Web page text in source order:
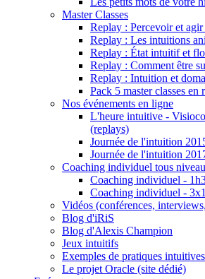
Master Classes
Replay : Percevoir et
Replay : Les intuitions
Replay : État intuitif et
Replay : Comment être
Replay : Intuition et
Pack 5 master classes en
Nos événements en ligne
L'heure intuitive -
(replays)
Journée de l'intuition
Journée de l'intuition
Coaching individuel tous
Coaching individuel -
Coaching individuel -
Vidéos (conférences,
Blog d'iRiS
Blog d'Alexis Champion
Jeux intuitifs
Exemples de pratiques intuitives
Le projet Oracle (site dédié)